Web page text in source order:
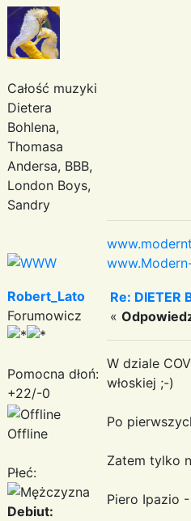
Całość muzyki
Dietera
Bohlena,
Thomasa
Andersa, BBB,
London Boys,
Sandry
Robert_Lato
Forumowicz
Pomocna dłoń:
+22/-0
Offline
Płeć:
Debiut:
Re: DIETER
«
W dziale
włoskiej ;-)
Po
Zatem tylko
Piero Ipazio